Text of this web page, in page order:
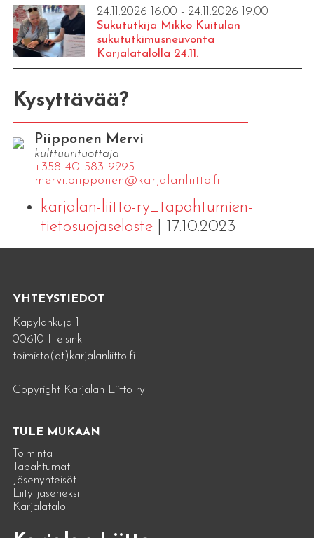
24.11.2026 16:00 - 24.11.2026 19:00
Sukututkija Mikko Kuitulan
sukututkimusneuvonta
Karjalatalolla 24.11.
Kysyttävää?
Piipponen Mervi
kulttuurituottaja
+358 40 583 9295
mervi.​piipponen@​kar​jala​nlii​tto.​fi
karjalan-liitto-ry_tapahtumien-
tietosuojaseloste| 17.10.2023
YHTEYSTIEDOT
Käpylänkuja 1
00610 Helsinki
toimisto(at)karjalanliitto.fi
Copyright Karjalan Liitto ry
TULE MUKAAN
Toiminta
Tapahtumat
Jäsenyhteisöt
Liity jäseneksi
Karjalatalo